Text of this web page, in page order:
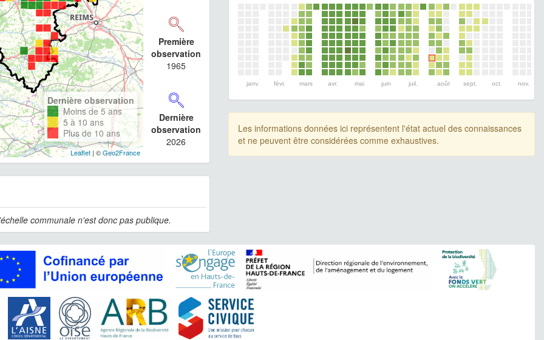
Dernière observation
Moins de 5 ans
5 à 10 ans
Plus de 10 ans
Leaflet| ©Geo2France
Première
observation
1965
Dernière
observation
2026
communale n'est donc pas publique.
janv. févr. mars avr. mai juin juil. août sept. oct. nov.
Les informations données ici représentent l'état actuel des connaissances
et ne peuvent être considérées comme exhaustives.